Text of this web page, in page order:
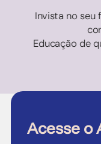
Invista no seu
Educação de
Acesse o